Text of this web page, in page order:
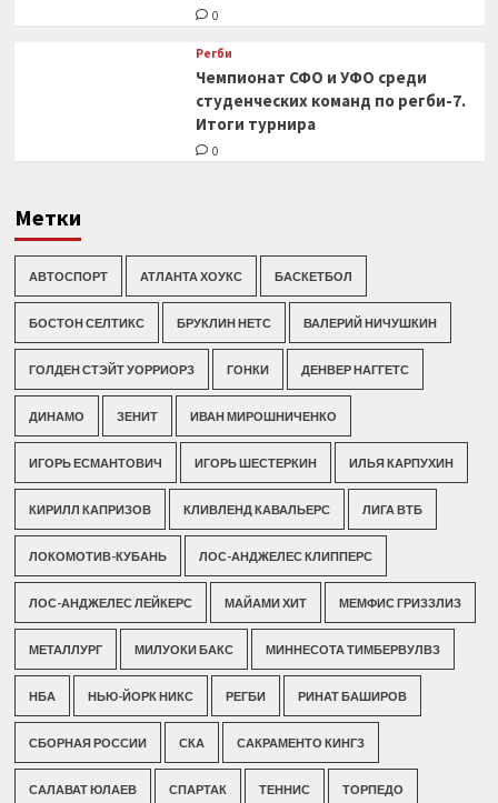
0
Регби
Чемпионат СФО и УФО среди
студенческих команд по регби-7.
Итоги турнира
0
Метки
АВТОСПОРТ АТЛАНТА ХОУКС БАСКЕТБОЛ
БОСТОН СЕЛТИКС БРУКЛИН НЕТС ВАЛЕРИЙ НИЧУШКИН
ГОЛДЕН СТЭЙТ УОРРИОРЗ ГОНКИ ДЕНВЕР НАГГЕТС
ДИНАМО ЗЕНИТ ИВАН МИРОШНИЧЕНКО
ИГОРЬ ЕСМАНТОВИЧ ИГОРЬ ШЕСТЕРКИН ИЛЬЯ КАРПУХИН
КИРИЛЛ КАПРИЗОВ КЛИВЛЕНД КАВАЛЬЕРС ЛИГА ВТБ
ЛОКОМОТИВ-КУБАНЬ ЛОС-АНДЖЕЛЕС КЛИППЕРС
ЛОС-АНДЖЕЛЕС ЛЕЙКЕРС МАЙАМИ ХИТ МЕМФИС ГРИЗЗЛИЗ
МЕТАЛЛУРГ МИЛУОКИ БАКС МИННЕСОТА ТИМБЕРВУЛВЗ
НБА НЬЮ-ЙОРК НИКС РЕГБИ РИНАТ БАШИРОВ
СБОРНАЯ РОССИИ СКА САКРАМЕНТО КИНГЗ
САЛАВАТ ЮЛАЕВ СПАРТАК ТЕННИС ТОРПЕДО